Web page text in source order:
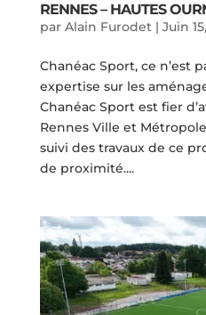
RENNES – HAUTES
par Alain Furodet| Juin
Chanéac Sport, ce n’est
expertise sur les
Chanéac Sport est fier
Rennes Ville et
suivi des travaux de ce
de proximité....